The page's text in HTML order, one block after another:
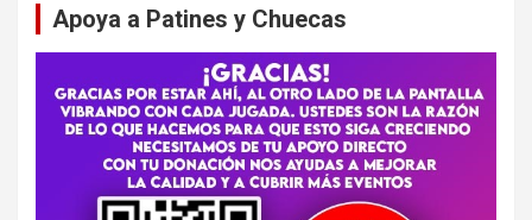
Apoya a Patines y Chuecas